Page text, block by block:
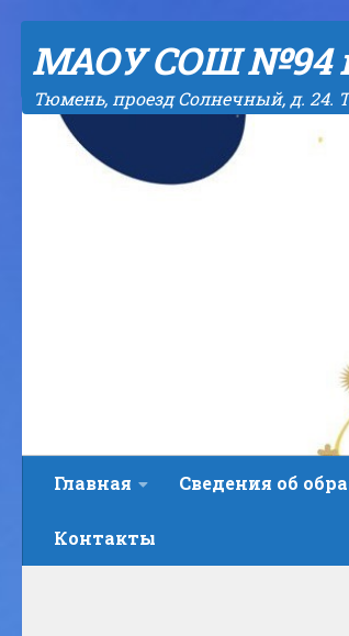
МАОУ СОШ №94
Тюмень, проезд Солнечный, д. 24.
Главная Сведения об
Контакты